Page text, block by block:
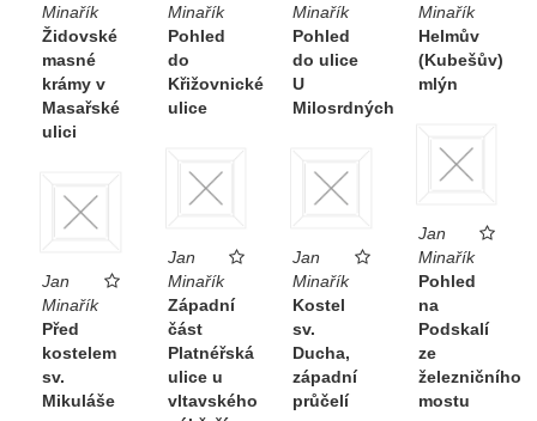
Minařík
Židovské
masné
krámy v
Masařské
ulici
Minařík
Pohled
do
Křižovnické
ulice
Minařík
Pohled
do ulice
U
Milosrdných
Minařík
Helmův
(Kubešův)
mlýn
Jan
Minařík
Pohled
na
Podskalí
ze
železničního
mostu
Jan
Minařík
Západní
část
Platnéřská
ulice u
vltavského
Jan
Minařík
Kostel
sv.
Ducha,
západní
průčelí
Jan
Minařík
Před
kostelem
sv.
Mikuláše